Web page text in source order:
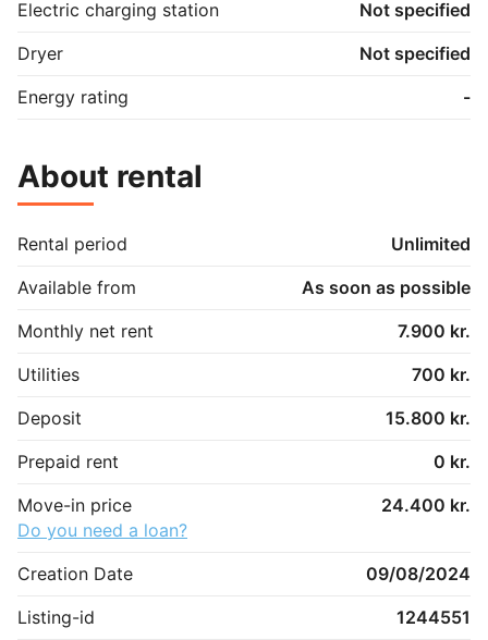
Electric charging station
Not specified
Dryer
Not specified
Energy rating
-
About rental
Rental period
Unlimited
Available from
As soon as possible
Monthly net rent
7.900 kr.
Utilities
700 kr.
Deposit
15.800 kr.
Prepaid rent
0 kr.
Move-in price
24.400 kr.
Do you need a loan?
Creation Date
09/08/2024
Listing-id
1244551